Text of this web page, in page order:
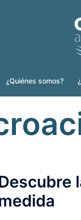
¿Quiénes somos?